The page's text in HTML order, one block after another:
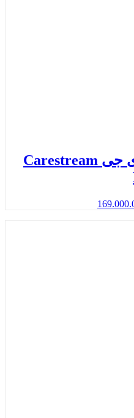
سنسور RVG آر وی جی Carestream